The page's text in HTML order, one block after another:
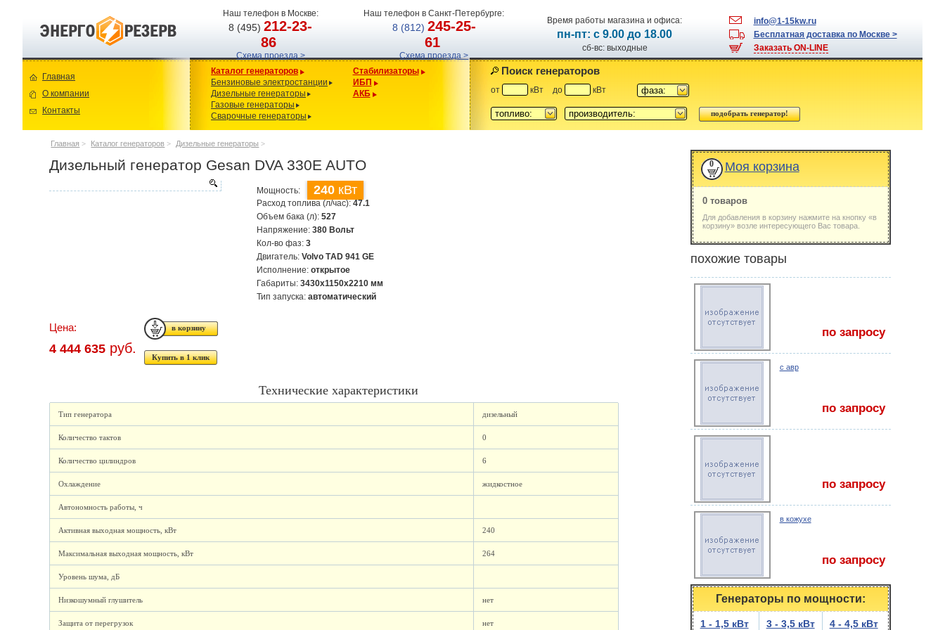
Наш телефон в Москве:
8 (495)212-23-
86
Схема проезда >
Наш телефон в Санкт-Петербурге:
8 (812) 245-25-
61
Схема проезда >
Время работы магазина и офиса:
пн-пт: с 9.00 до 18.00
сб-вс: выходные
info@1-15kw.ru
Бесплатная доставка по Москве >
Заказать ON-LINE
Главная
О компании
Контакты
Каталог генераторов
Бензиновые электростанции
Дизельные генераторы
Газовые генераторы
Сварочные генераторы
Стабилизаторы
ИБП
АКБ
Поиск генераторов
от кВт до кВт фаза:
топливо: производитель:
Главная > Каталог генераторов > Дизельные генераторы >
Дизельный генератор Gesan DVA 330E AUTO
Мощность: 240 кВт
Расход топлива (л/час):47.1
Объем бака (л):527
Напряжение:380 Вольт
Кол-во фаз:3
Двигатель:Volvo TАD 941 GE
Исполнение:открытое
Габариты:3430х1150х2210 мм
Тип запуска:автоматический
Цена:
4 444 635 руб.
Купить в 1 клик
Технические характеристики
Тип генератора дизельный
Количество тактов 0
Количество цилиндров 6
Охлаждение жидкостное
Автономность работы, ч
Активная выходная мощность, кВт 240
Максимальная выходная мощность, кВт 264
Уровень шума, дБ
Низкошумный глушитель нет
Защита от перегрузок нет
0 Моя корзина
0 товаров
Для добавления в корзину нажмите на кнопку «в
корзину» возле интересующего Вас товара.
похожие товары
по запросу
с авр
по запросу
по запросу
в кожухе
по запросу
Генераторы по мощности:
1 - 1,5 кВт 3 - 3,5 кВт 4 - 4,5 кВт